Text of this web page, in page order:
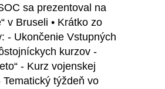
sa prezentoval na
v Bruseli • Krátko zo
- Ukončenie Vstupných
kurzov -
- Kurz vojenskej
Tematický týždeň vo